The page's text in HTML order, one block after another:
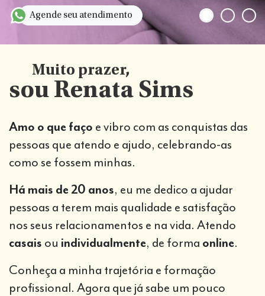
Agende seu atendimento
Muito prazer,
sou Renata Sims
Amo o que faço e vibro com as conquistas das
pessoas que atendo e ajudo, celebrando-as
como se fossem minhas.
Há mais de 20 anos, eu me dedico a ajudar
pessoas a terem mais qualidade e satisfação
nos seus relacionamentos e na vida. Atendo
casais ou individualmente, de forma online.
Conheça a minha trajetória e formação
profissional. Agora que já sabe um pouco